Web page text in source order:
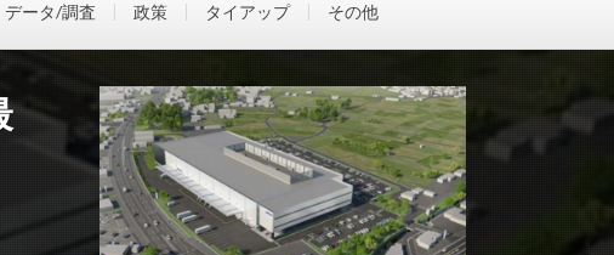
データ/調査 政策 タイアップ その他